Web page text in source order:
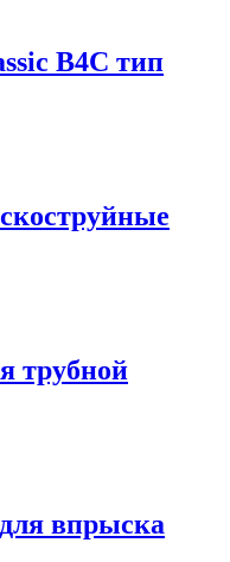
B4C тип
трубной
впрыска